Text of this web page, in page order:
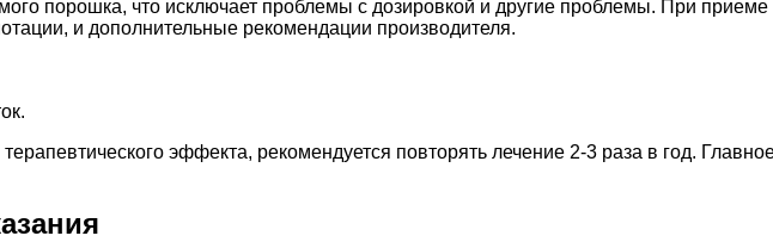
порошка, что исключает проблемы с дозировкой и другие проблемы. При приеме
и дополнительные рекомендации производителя.
эффекта, рекомендуется повторять лечение 2-3 раза в год.